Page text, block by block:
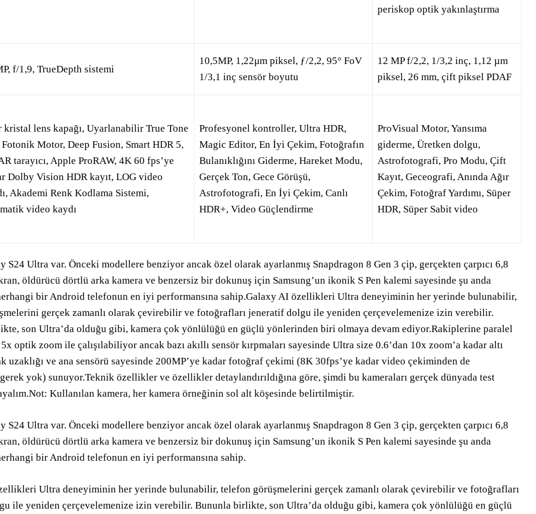
periskop optik yakınlaştırma
f/1,9, TrueDepth sistemi
10,5MP, 1,22μm piksel, ƒ/2,2, 95° FoV
1/3,1 inç sensör boyutu
12 MP f/2,2, 1/3,2 inç, 1,12 µm
piksel, 26 mm, çift piksel PDAF
kristal lens kapağı, Uyarlanabilir True Tone
Motor, Deep Fusion, Smart HDR 5,
tarayıcı, Apple ProRAW, 4K 60 fps’ye
Dolby Vision HDR kayıt, LOG video
Akademi Renk Kodlama Sistemi,
video kaydı
Profesyonel kontroller, Ultra HDR,
Magic Editor, En İyi Çekim, Fotoğrafın
Bulanıklığını Giderme, Hareket Modu,
Gerçek Ton, Gece Görüşü,
Astrofotografi, En İyi Çekim, Canlı
HDR+, Video Güçlendirme
ProVisual Motor, Yansıma
giderme, Üretken dolgu,
Astrofotografi, Pro Modu, Çift
Kayıt, Geceografi, Anında Ağır
Çekim, Fotoğraf Yardımı, Süper
HDR, Süper Sabit video
S24 Ultra var. Önceki modellere benziyor ancak özel olarak ayarlanmış Snapdragon 8 Gen 3 çip, gerçekten çarpıcı 6,8
öldürücü dörtlü arka kamera ve benzersiz bir dokunuş için Samsung’un ikonik S Pen kalemi sayesinde şu anda
bir Android telefonun en iyi performansına sahip.Galaxy AI özellikleri Ultra deneyiminin her yerinde bulunabilir,
gerçek zamanlı olarak çevirebilir ve fotoğrafları jeneratif dolgu ile yeniden çerçevelemenize izin verebilir.
son Ultra’da olduğu gibi, kamera çok yönlülüğü en güçlü yönlerinden biri olmaya devam ediyor.Rakiplerine paralel
optik zoom ile çalışılabiliyor ancak bazı akıllı sensör kırpmaları sayesinde Ultra size 0.6’dan 10x zoom’a kadar altı
uzaklığı ve ana sensörü sayesinde 200MP’ye kadar fotoğraf çekimi (8K 30fps’ye kadar video çekiminden de
yok) sunuyor.Teknik özellikler ve özellikler detaylandırıldığına göre, şimdi bu kameraları gerçek dünyada test
Kullanılan kamera, her kamera örneğinin sol alt köşesinde belirtilmiştir.
S24 Ultra var. Önceki modellere benziyor ancak özel olarak ayarlanmış Snapdragon 8 Gen 3 çip, gerçekten çarpıcı 6,8
öldürücü dörtlü arka kamera ve benzersiz bir dokunuş için Samsung’un ikonik S Pen kalemi sayesinde şu anda
bir Android telefonun en iyi performansına sahip.
Ultra deneyiminin her yerinde bulunabilir, telefon görüşmelerini gerçek zamanlı olarak çevirebilir ve fotoğrafları
ile yeniden çerçevelemenize izin verebilir. Bununla birlikte, son Ultra’da olduğu gibi, kamera çok yönlülüğü en güçlü